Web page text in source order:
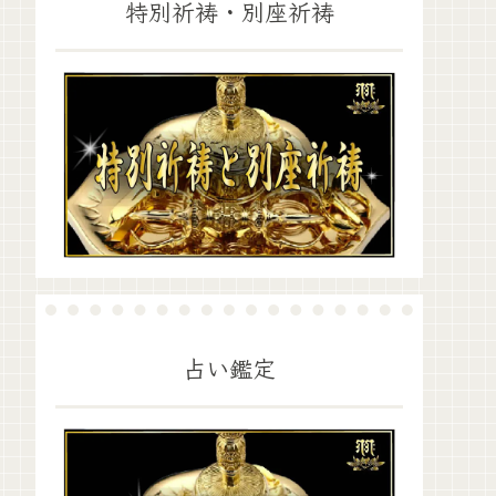
特別祈祷・別座祈祷
占い鑑定